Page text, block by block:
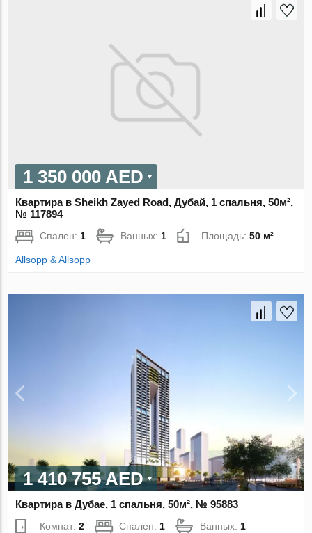
1 350 000 AED
Квартира в Sheikh Zayed Road, Дубай, 1 спальня, 50м²,
№ 117894
Спален:1 Ванных:1 Площадь:50 м²
Allsopp & Allsopp
1 410 755 AED
Квартира в Дубае, 1 спальня, 50м², № 95883
Комнат:2 Спален: 1 Ванных: 1